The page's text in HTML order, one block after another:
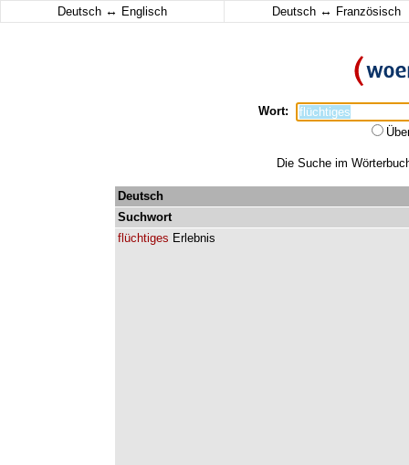
Deutsch ↔ Englisch Deutsch ↔ Französisch
Wort:
Die Suche im
Deutsch
Suchwort
flüchtiges Erlebnis